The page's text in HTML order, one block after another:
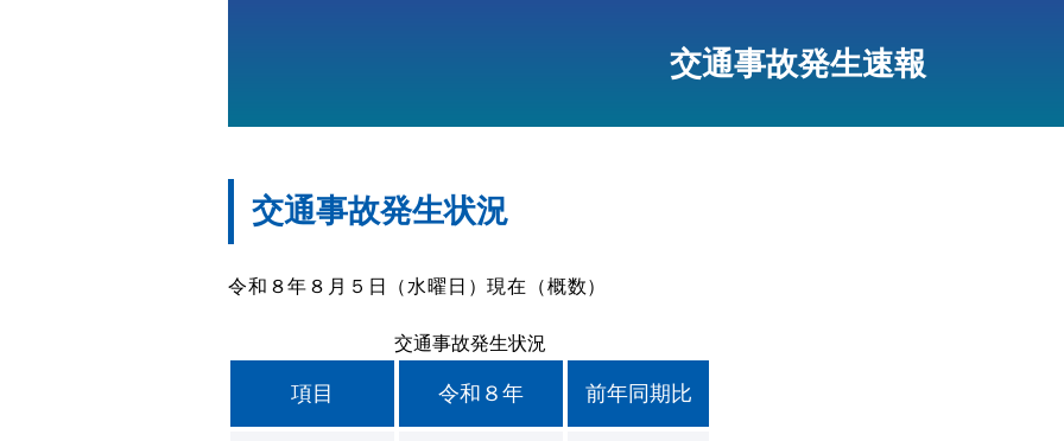
交通事故発生速報
交通事故発生状況
令和８年８月５日（水曜日）現在（概数）
交通事故発生状況
項目 令和８年 前年同期比